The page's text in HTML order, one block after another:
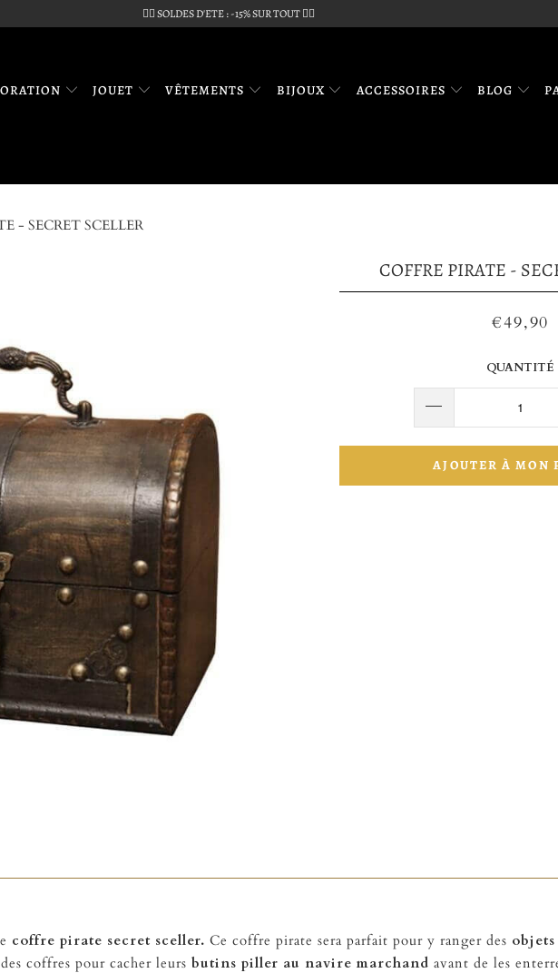
🏴‍☠️ SOLDES D'ETE : -15% SUR TOUT 🏴‍☠️
JOUET VÊTEMENTS BIJOUX ACCESSOIRES BLOG
- SECRET SCELLER
COFFRE PIRATE -
€49,90
QUANTITÉ
AJOUTER À MON
coffre pirate secret sceller. Ce coffre pirate sera parfait pour y ranger des
coffres pour cacher leurs butins piller au navire marchand avant de les